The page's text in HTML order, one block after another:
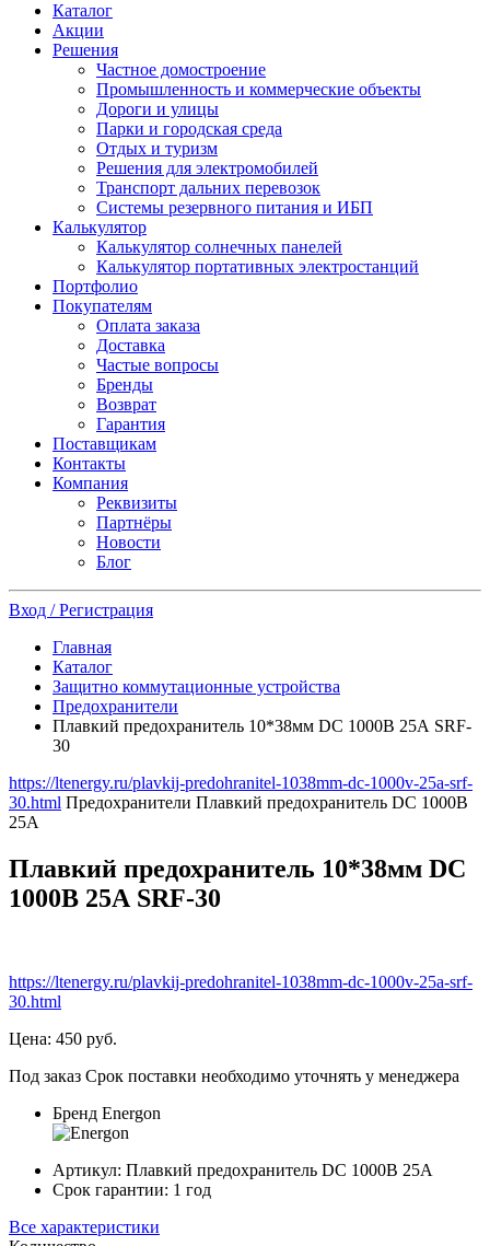
Каталог
Акции
Решения
Частное домостроение
Промышленность и коммерческие объекты
Дороги и улицы
Парки и городская среда
Отдых и туризм
Решения для электромобилей
Транспорт дальних перевозок
Системы резервного питания и ИБП
Калькулятор
Калькулятор солнечных панелей
Калькулятор портативных электростанций
Портфолио
Покупателям
Оплата заказа
Доставка
Частые вопросы
Бренды
Возврат
Гарантия
Поставщикам
Контакты
Компания
Реквизиты
Партнёры
Новости
Блог
Вход / Регистрация
Главная
Каталог
Защитно коммутационные устройства
Предохранители
Плавкий предохранитель 10*38мм DC 1000В 25А SRF-
30
https://ltenergy.ru/plavkij-predohranitel-1038mm-dc-1000v-25a-srf-
30.html Предохранители Плавкий предохранитель DC 1000В
25А
Плавкий предохранитель 10*38мм DC
1000В 25А SRF-30
https://ltenergy.ru/plavkij-predohranitel-1038mm-dc-1000v-25a-srf-
30.html
Цена: 450 руб.
Под заказ Срок поставки необходимо уточнять у менеджера
Бренд Energon
Артикул: Плавкий предохранитель DC 1000В 25А
Срок гарантии: 1 год
Все характеристики